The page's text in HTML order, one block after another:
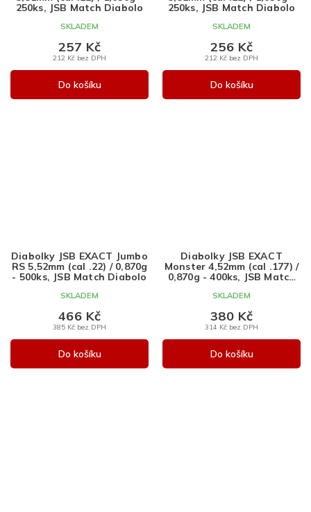
250ks, JSB Match Diabolo
SKLADEM
212 Kč bez DPH
257 Kč
Do košíku
250ks, JSB Match Diabolo
SKLADEM
212 Kč bez DPH
256 Kč
Do košíku
Diabolky JSB EXACT Jumbo
RS 5,52mm (cal .22) / 0,870g
- 500ks, JSB Match Diabolo
SKLADEM
385 Kč bez DPH
466 Kč
Do košíku
Diabolky JSB EXACT
Monster 4,52mm (cal .177) /
0,870g - 400ks, JSB Match
SKLADEM
314 Kč bez DPH
380 Kč
Do košíku